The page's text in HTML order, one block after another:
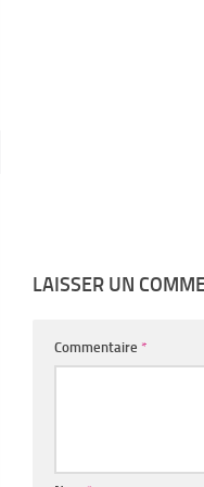
LAISSER UN
Commentaire *